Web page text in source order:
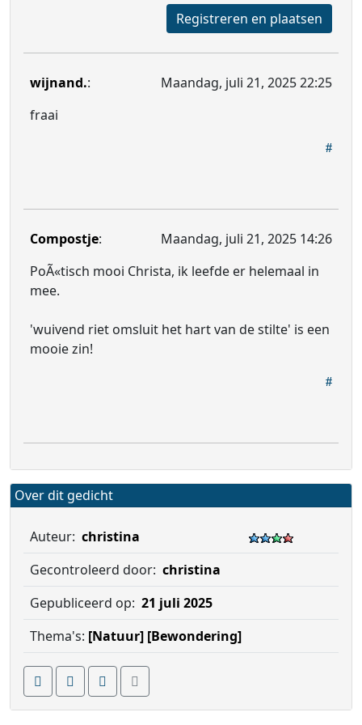
Registreren en plaatsen
wijnand.:
Maandag, juli 21, 2025 22:25
fraai
Compostje:
Maandag, juli 21, 2025 14:26
PoÃ«tisch mooi Christa, ik leefde er helemaal in
mee.
'wuivend riet omsluit het hart van de stilte' is een
mooie zin!
Over dit gedicht
Auteur: christina
Gecontroleerd door: christina
Gepubliceerd op: 21 juli 2025
Thema's: [Natuur] [Bewondering]